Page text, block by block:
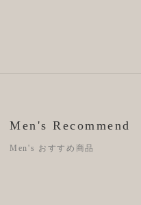
Men's Recommend
Men's おすすめ商品